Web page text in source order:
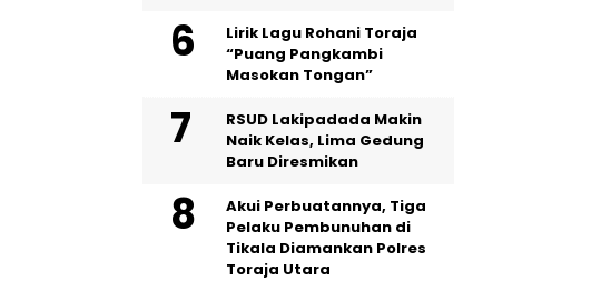
Lirik Lagu Rohani Toraja
“Puang Pangkambi
Masokan Tongan”
RSUD Lakipadada Makin
Naik Kelas, Lima Gedung
Baru Diresmikan
Akui Perbuatannya, Tiga
Pelaku Pembunuhan di
Tikala Diamankan Polres
Toraja Utara